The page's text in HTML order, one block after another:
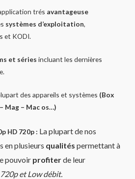
trés avantageuse
systèmes d’exploitation,
et KODI.
et séries incluant les dernières
des appareils et systèmes (Box
Mag – Mac os…)
HD 720p : La plupart de nos
en plusieurs qualités permettant à
pouvoir profiterde leur
et Low débit.